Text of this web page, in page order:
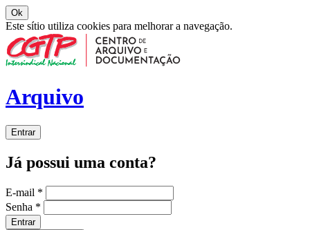
Ok
Este sítio utiliza cookies para melhorar a navegação.
Arquivo
Entrar
Já possui uma conta?
E-mail *
Senha *
Entrar